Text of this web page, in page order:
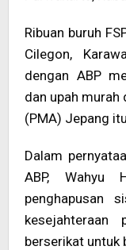
Ribuan buruh
Cilegon,
dengan ABP
dan upah murah
(PMA) Jepang
Dalam
ABP, Wahyu
penghapusan
kesejahteraan
berserikat untuk